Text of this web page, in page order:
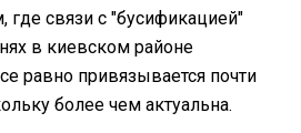
где связи с "бусификацией"
в киевском районе
равно привязывается почти
более чем актуальна.